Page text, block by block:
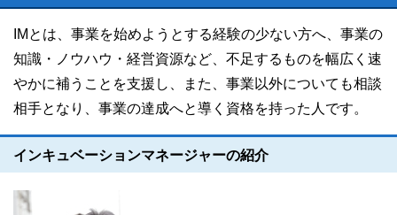
IMとは、事業を始めようとする経験の少ない方へ、事業の
知識・ノウハウ・経営資源など、不足するものを幅広く速
やかに補うことを支援し、また、事業以外についても相談
相手となり、事業の達成へと導く資格を持った人です。
インキュベーションマネージャーの紹介